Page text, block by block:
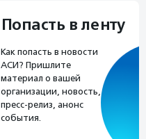
Попасть в ленту
Как попасть в новости
АСИ? Пришлите
материал о вашей
организации, новость,
пресс-релиз, анонс
события.